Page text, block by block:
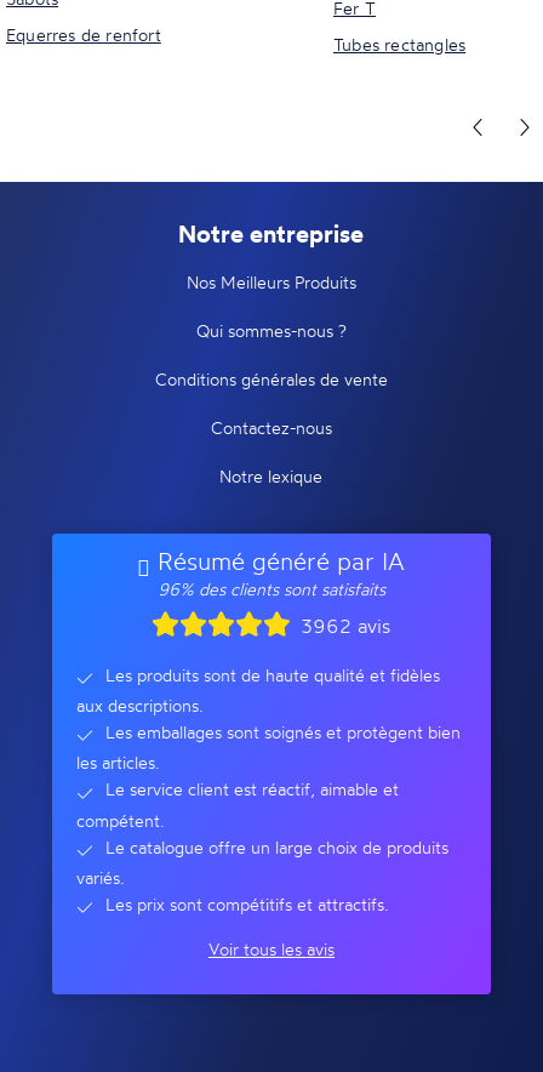
Equerres de renfort
Fer T
Tubes rectangles
Notre entreprise
Nos Meilleurs Produits
Qui sommes-nous ?
Conditions générales de vente
Contactez-nous
Notre lexique
Résumé généré par IA
96% des clients sont satisfaits
3962 avis
Les produits sont de haute qualité et fidèles
aux descriptions.
Les emballages sont soignés et protègent bien
les articles.
Le service client est réactif, aimable et
compétent.
Le catalogue offre un large choix de produits
variés.
Les prix sont compétitifs et attractifs.
Voir tous les avis